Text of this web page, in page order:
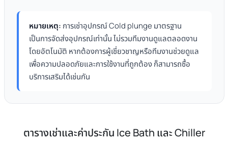
หมายเหตุ: การเช่าอุปกรณ์ Cold plunge มาตรฐาน
เป็นการจัดส่งอุปกรณ์เท่านั้น ไม่รวมทีมงานดูแลตลอดงาน
โดยอัตโนมัติ หากต้องการผู้เชี่ยวชาญหรือทีมงานช่วยดูแล
เพื่อความปลอดภัยและการใช้งานที่ถูกต้อง ก็สามารถซื้อ
บริการเสริมได้เช่นกัน
ตารางเช่าและค่าประกัน Ice Bath และ Chiller